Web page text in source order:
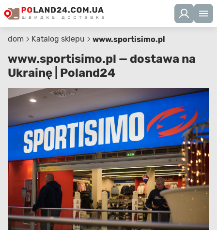
dom Katalog sklepu www.sportisimo.pl
www.sportisimo.pl — dostawa na
Ukrainę | Poland24